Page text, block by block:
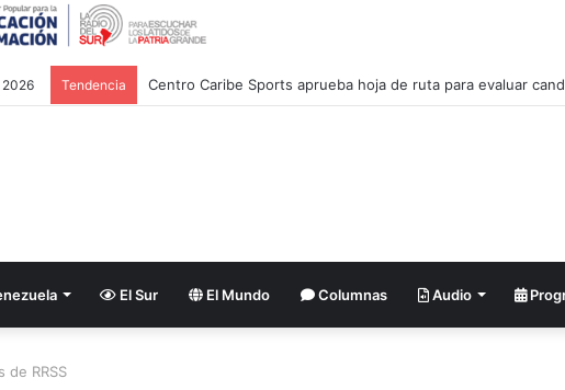
2026 Tendencia
El Sur El Mundo Columnas Audio
de RRSS